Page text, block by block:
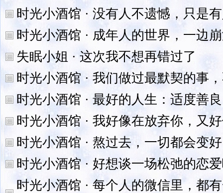
时光小酒馆 · 没有人不遗憾，只是
时光小酒馆 · 成年人的世界，一边
失眠小姐 · 这次我不想再错过了
时光小酒馆 · 我们做过最默契的事
时光小酒馆 · 最好的人生：适度善
时光小酒馆 · 我好像在放弃你，又
时光小酒馆 · 熬过去，一切都会变好
时光小酒馆 · 好想谈一场松弛的恋
时光小酒馆 · 每个人的微信里，都